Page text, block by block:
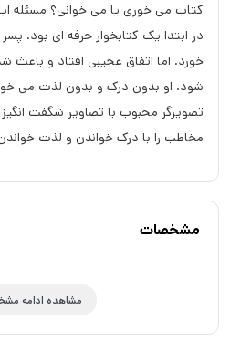
کتاب می خوری یا می خوانی؟ مسئله
در ابتدا یک کتابخوار حرفه ای بود.
خورد. اما اتفاق عجیبی افتاد و
شود. او بدون درک و بدون لذت می
تصویرگر محبوب با تصاویر شگفت
مخاطب را با درک خواندن و لذت
مشخصات
مشاهده ادامه